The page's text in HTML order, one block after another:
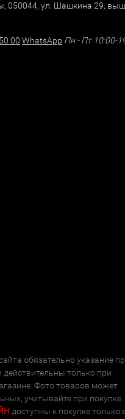
050044, ул. Шашкина 29,
00 WhatsApp Пн - Пт 10:00-
обязательно указание
только при
Фото товаров может
учитывайте при покупке.
доступны к покупке только